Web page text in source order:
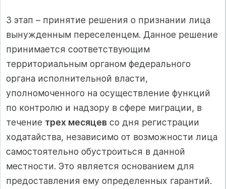
3 этап – принятие решения о признании лица
вынужденным переселенцем. Данное решение
принимается соответствующим
территориальным органом федерального
органа исполнительной власти,
уполномоченного на осуществление функций
по контролю и надзору в сфере миграции, в
течение трех месяцев со дня регистрации
ходатайства, независимо от возможности лица
самостоятельно обустроиться в данной
местности. Это является основанием для
предоставления ему определенных гарантий.